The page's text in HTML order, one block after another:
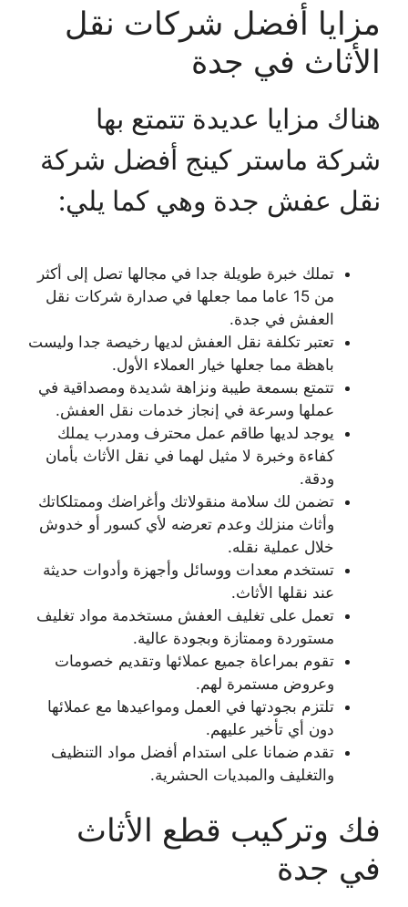
مزايا أفضل شركات نقل
الأثاث في جدة
هناك مزايا عديدة تتمتع بها
شركة ماستر كينج أفضل شركة
نقل عفش جدة وهي كما يلي:
تملك خبرة طويلة جدا في مجالها تصل إلى أكثر
من 15 عاما مما جعلها في صدارة شركات نقل
العفش في جدة.
تعتبر تكلفة نقل العفش لديها رخيصة جدا وليست
باهظة مما جعلها خيار العملاء الأول.
تتمتع بسمعة طيبة ونزاهة شديدة ومصداقية في
عملها وسرعة في إنجاز خدمات نقل العفش.
يوجد لديها طاقم عمل محترف ومدرب يملك
كفاءة وخبرة لا مثيل لهما في نقل الأثاث بأمان
ودقة.
تضمن لك سلامة منقولاتك وأغراضك وممتلكاتك
وأثاث منزلك وعدم تعرضه لأي كسور أو خدوش
خلال عملية نقله.
تستخدم معدات ووسائل وأجهزة وأدوات حديثة
عند نقلها الأثاث.
تعمل على تغليف العفش مستخدمة مواد تغليف
مستوردة وممتازة وبجودة عالية.
تقوم بمراعاة جميع عملائها وتقديم خصومات
وعروض مستمرة لهم.
تلتزم بجودتها في العمل ومواعيدها مع عملائها
دون أي تأخير عليهم.
تقدم ضمانا على استدام أفضل مواد التنظيف
والتغليف والمبديات الحشرية.
فك وتركيب قطع الأثاث
في جدة